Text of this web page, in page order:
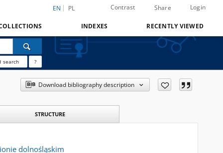
EN PL Contrast Share Login
INDEXES RECENTLY VIEWED
search ?
Download bibliography description
STRUCTURE
dolnośląskim